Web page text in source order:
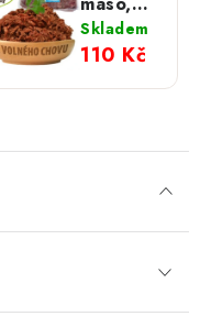
dršťky a
chrupavky
pro psy
a kočky
Skladem
110 Kč